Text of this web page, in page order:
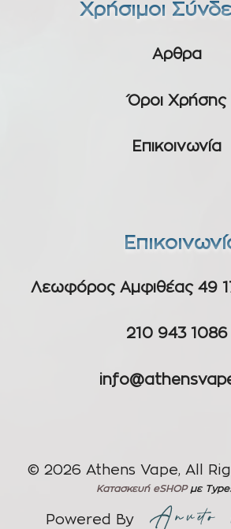
Χρήσιμοι
Αρθρα
Όροι Χρήσης
Επικοινωνία
Λεωφόρος Αμφιθέας 49
210 943 1086
© 2026 Athens Vape, All
Κατασκευή eSHOPμε
Powered By